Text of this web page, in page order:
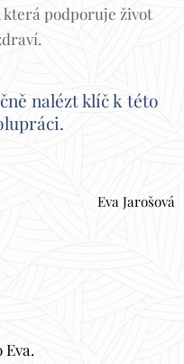
podporuje život
nalézt klíč k této
Eva Jarošová